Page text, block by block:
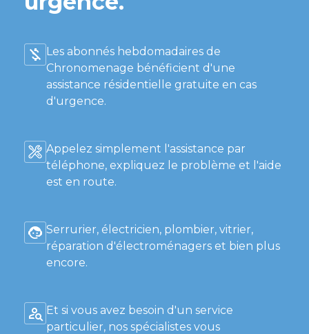
Les abonnés hebdomadaires de
Chronomenage bénéficient d'une
assistance résidentielle gratuite en cas
d'urgence.
Appelez simplement l'assistance par
téléphone, expliquez le problème et l'aide
est en route.
Serrurier, électricien, plombier, vitrier,
réparation d'électroménagers et bien plus
encore.
Et si vous avez besoin d'un service
particulier, nos spécialistes vous